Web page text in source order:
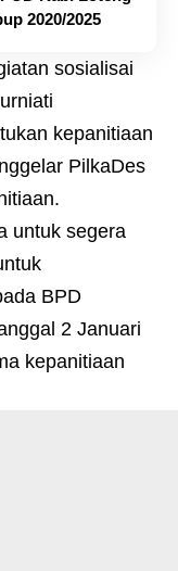
2020/2025
sosialisai
kepanitiaan
PilkaDes
untuk segera
BPD
2 Januari
kepanitiaan